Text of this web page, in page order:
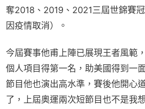
奪2018、2019、2021三屆世錦賽
因疫情取消）。
今屆賽事他甫上陣已展現王者風範
個人項目得第一名，助美國得到一
節目他也演出高水準，賽後他開心
了，上屆奧運兩次短節目也不是我